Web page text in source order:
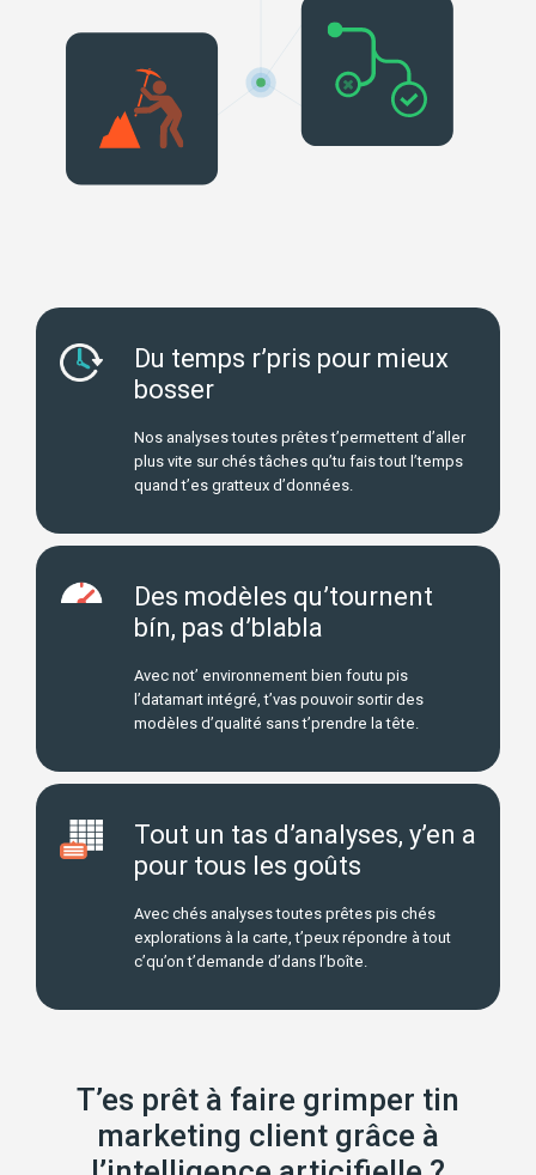
Du temps r’pris pour mieux
bosser
Nos analyses toutes prêtes t’permettent d’aller
plus vite sur chés tâches qu’tu fais tout l’temps
quand t’es gratteux d’données.
Des modèles qu’tournent
bín, pas d’blabla
Avec not’ environnement bien foutu pis
l’datamart intégré, t’vas pouvoir sortir des
modèles d’qualité sans t’prendre la tête.
Tout un tas d’analyses, y’en a
pour tous les goûts
Avec chés analyses toutes prêtes pis chés
explorations à la carte, t’peux répondre à tout
c’qu’on t’demande d’dans l’boîte.
T’es prêt à faire grimper tin
marketing client grâce à